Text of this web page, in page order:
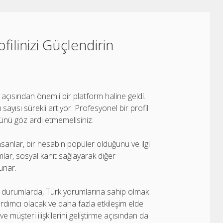
Güçlendirin
önemli bir platform haline geldi.
sürekli artıyor. Profesyonel bir profil
göz ardı etmemelisiniz.
bir hesabın popüler olduğunu ve ilgi
sosyal kanıt sağlayarak diğer
Türk yorumlarına sahip olmak
olacak ve daha fazla etkileşim elde
müşteri ilişkilerini geliştirme açısından da